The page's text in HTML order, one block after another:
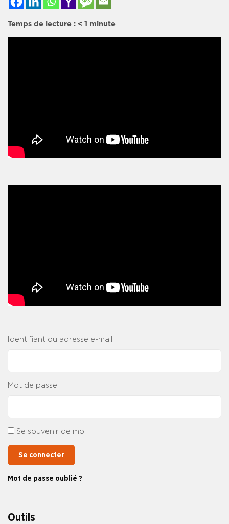
Outils
Temps de lecture : < 1 minute
Identifiant ou adresse e-mail
Mot de passe
Se souvenir de moi
Se connecter
Mot de passe oublié ?